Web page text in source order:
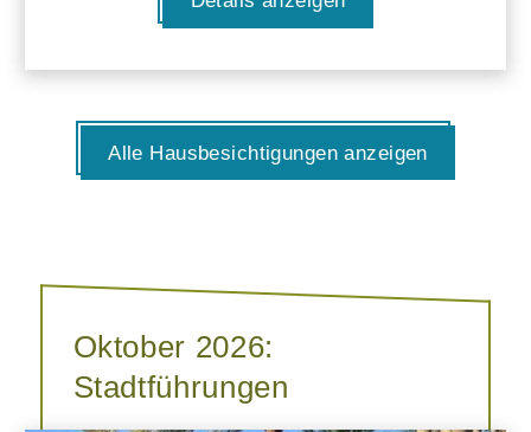
Alle Hausbesichtigungen anzeigen
Oktober 2026:
Stadtführungen